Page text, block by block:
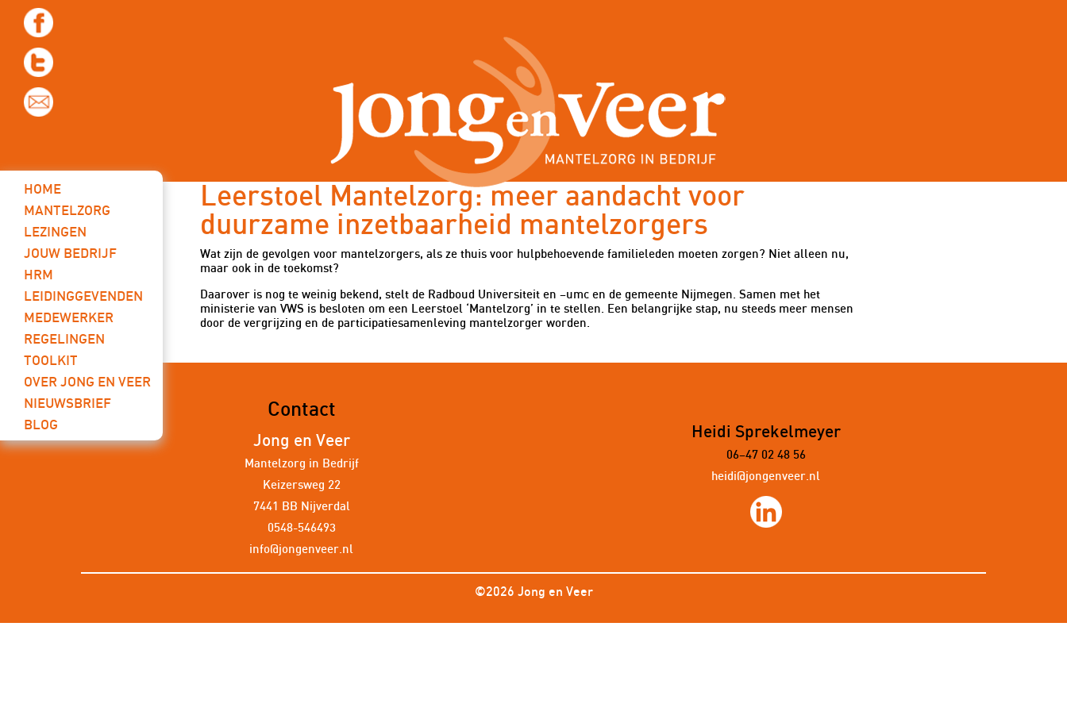
HOME
MANTELZORG
LEZINGEN
JOUW BEDRIJF
HRM
LEIDINGGEVENDEN
MEDEWERKER
REGELINGEN
TOOLKIT
OVER JONG EN VEER
NIEUWSBRIEF
BLOG
Blog
Leerstoel Mantelzorg: meer aandacht voor
duurzame inzetbaarheid mantelzorgers
Wat zijn de gevolgen voor mantelzorgers, als ze thuis voor hulpbehoevende familieleden moeten zorgen? Niet alleen nu,
maar ook in de toekomst?
Daarover is nog te weinig bekend, stelt de Radboud Universiteit en –umc en de gemeente Nijmegen. Samen met het
ministerie van VWS is besloten om een Leerstoel ‘Mantelzorg’ in te stellen. Een belangrijke stap, nu steeds meer mensen
door de vergrijzing en de participatiesamenleving mantelzorger worden.
Contact
Jong en Veer
Mantelzorg in Bedrijf
Keizersweg 22
7441 BB Nijverdal
0548-546493
info@jongenveer.nl
Heidi Sprekelmeyer
06–47 02 48 56
heidi@jongenveer.nl
©2026 Jong en Veer